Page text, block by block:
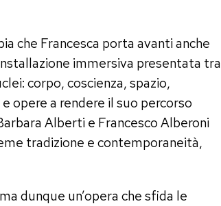
che Francesca porta avanti anche
immersiva presentata tra
corpo, coscienza, spazio,
opere a rendere il suo percorso
Alberti e Francesco Alberoni
tradizione e contemporaneità,
dunque un’opera che sfida le